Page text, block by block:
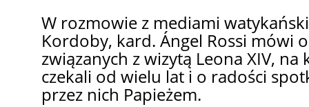
W rozmowie z mediami
Kordoby, kard. Ángel Rossi mówi
związanych z wizytą Leona XIV,
czekali od wielu lat i o radości
przez nich Papieżem.